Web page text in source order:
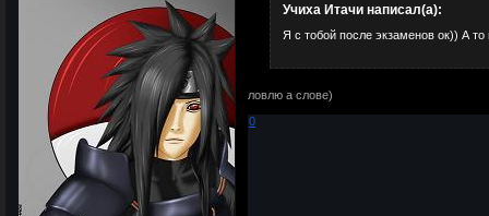
Учиха Итачи написал(а):
Я с тобой после экзаменов ок)) А
ловлю а слове)
0